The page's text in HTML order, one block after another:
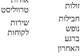
זולות
חבילות
נופש
ברגע
האחרון
טרווליסט
שירות
לקוחות